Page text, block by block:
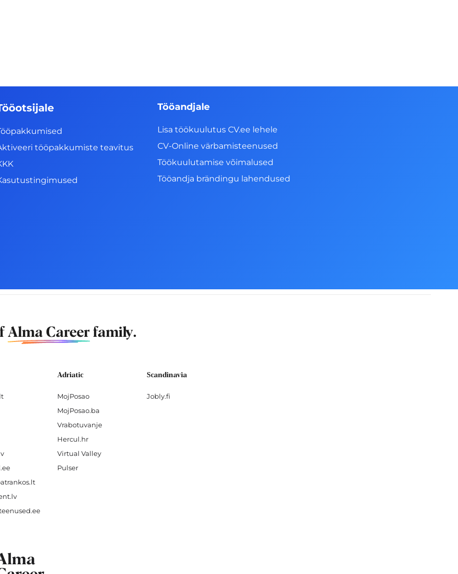
tööpakkumiste teavitus
Tööandjale
Lisa töökuulutus CV.ee lehele
CV-Online värbamisteenused
Töökuulutamise võimalused
Tööandja brändingu lahendused
Alma Careerfamily.
Adriatic
MojPosao
MojPosao.ba
Vrabotuvanje
Hercul.hr
Virtual Valley
Pulser
Scandinavia
Jobly.fi